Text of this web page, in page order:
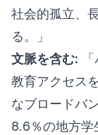
社会的孤立、
る。」
文脈を含む:
教育アクセス
なブロードバ
8.6％の地方学